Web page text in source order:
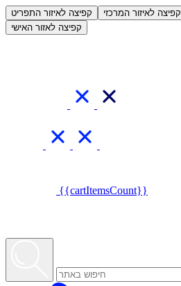
קפיצה לאיזור התפריט קפיצה לאיזור המרכזי
קפיצה לאזור האישי
{{cartItemsCount}}